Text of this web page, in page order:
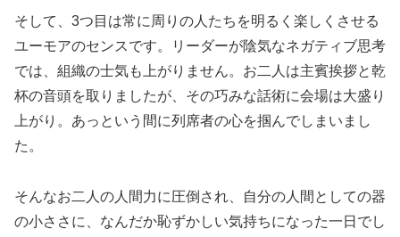
そして、3つ目は常に周りの人たちを明るく楽しくさせる
ユーモアのセンスです。リーダーが陰気なネガティブ思考
では、組織の士気も上がりません。お二人は主賓挨拶と乾
杯の音頭を取りましたが、その巧みな話術に会場は大盛り
上がり。あっという間に列席者の心を掴んでしまいまし
た。
そんなお二人の人間力に圧倒され、自分の人間としての器
の小ささに、なんだか恥ずかしい気持ちになった一日でし